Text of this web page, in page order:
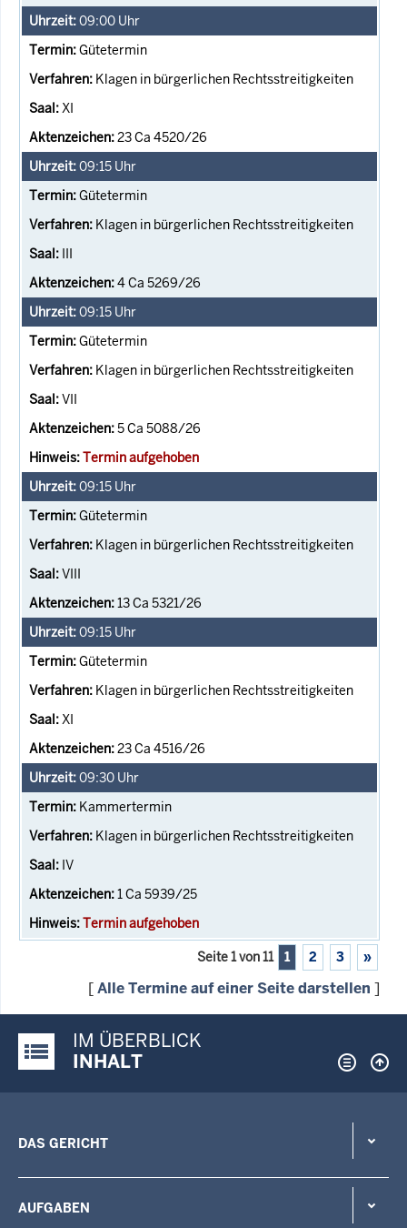
09:00 Uhr
Gütetermin
Klagen in bürgerlichen Rechtsstreitigkeiten
XI
23 Ca 4520/26
09:15 Uhr
Gütetermin
Klagen in bürgerlichen Rechtsstreitigkeiten
III
4 Ca 5269/26
09:15 Uhr
Gütetermin
Klagen in bürgerlichen Rechtsstreitigkeiten
VII
5 Ca 5088/26
Termin aufgehoben
09:15 Uhr
Gütetermin
Klagen in bürgerlichen Rechtsstreitigkeiten
VIII
13 Ca 5321/26
09:15 Uhr
Gütetermin
Klagen in bürgerlichen Rechtsstreitigkeiten
XI
23 Ca 4516/26
09:30 Uhr
Kammertermin
Klagen in bürgerlichen Rechtsstreitigkeiten
IV
1 Ca 5939/25
Termin aufgehoben
Seite 1 von 11 1 2 3 »
[Alle Termine auf einer Seite darstellen ]
Justiz-Portal im Überblick:
IM ÜBERBLICK
INHALT
DAS GERICHT
AUFGABEN